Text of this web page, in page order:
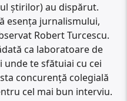
știrilor) au dispărut.
esența jurnalismului,
Robert Turcescu.
ca laboratoare de
te sfătuiai cu cei
concurență colegială
cel mai bun interviu.